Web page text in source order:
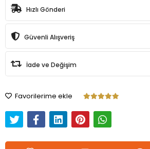
Hızlı Gönderi
Güvenli Alışveriş
İade ve Değişim
Favorilerime ekle